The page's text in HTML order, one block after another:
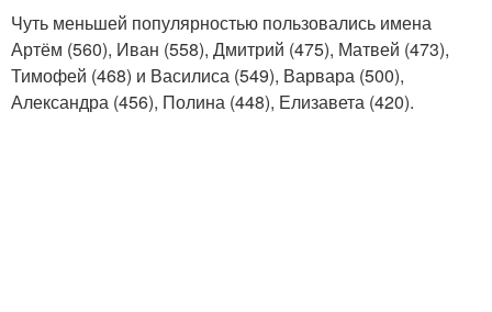
Чуть меньшей популярностью пользовались имена
Артём (560), Иван (558), Дмитрий (475), Матвей (473),
Тимофей (468) и Василиса (549), Варвара (500),
Александра (456), Полина (448), Елизавета (420).